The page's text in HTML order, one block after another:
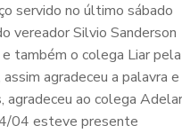
servido no último sábado
vereador Silvio Sanderson
também o colega Liar pela
agradeceu a palavra e
agradeceu ao colega Adelar
04 esteve presente